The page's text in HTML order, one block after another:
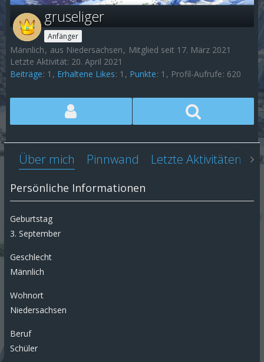
gruseliger
Anfänger
Männlich aus Niedersachsen
Mitglied seit 17. März 2021
Letzte Aktivität: 20. April 2021
Beiträge 1 Erhaltene Likes 1 Punkte 1 Profil-Aufrufe 620
Über mich Pinnwand Letzte Aktivitäten
Persönliche Informationen
Geburtstag
3. September
Geschlecht
Männlich
Wohnort
Niedersachsen
Beruf
Schüler